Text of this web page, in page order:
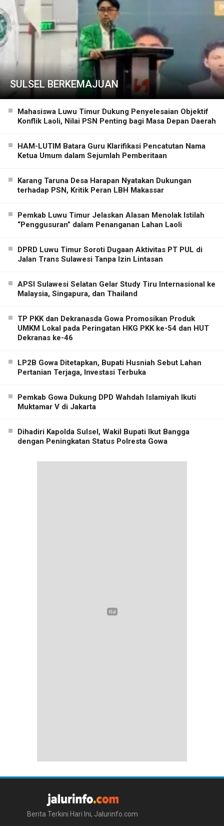
SULSEL BERKEMAJUAN
Mahasiswa Luwu Timur Dukung Penyelesaian Objektif
Konflik Laoli, Nilai PSN Penting bagi Masa Depan Daerah
HAM-LUTIM Batara Guru Klarifikasi Pencatutan Nama
Ketua Umum dalam Sejumlah Pemberitaan
Karang Taruna Desa Harapan Nyatakan Dukungan
terhadap PSN, Kritik Peran LBH Makassar
Pemkab Luwu Timur Jelaskan Alasan Menolak Istilah
“Penggusuran” dalam Penanganan Lahan Laoli
DPRD Luwu Timur Soroti Dugaan Aktivitas PT PUL di
Jalan Trans Sulawesi Tanpa Izin Lintasan
APSI Sulawesi Selatan Gelar Study Tiru Internasional ke
Malaysia, Singapura, dan Thailand
TP PKK dan Dekranasda Gowa Promosikan Produk
UMKM Lokal pada Peringatan HKG PKK ke-54 dan HUT
Dekranas ke-46
LP2B Gowa Ditetapkan, Bupati Husniah Sebut Lahan
Pertanian Terjaga, Investasi Terbuka
Pemkab Gowa Dukung DPD Wahdah Islamiyah Ikuti
Muktamar V di Jakarta
Dihadiri Kapolda Sulsel, Wakil Bupati Ikut Bangga
dengan Peningkatan Status Polresta Gowa
Berita Terkini Hari Ini, Jalurinfo.com